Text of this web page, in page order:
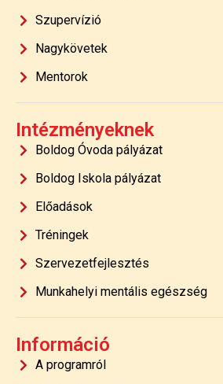
Szupervízió
Nagykövetek
Mentorok
Intézményeknek
Boldog Óvoda pályázat
Boldog Iskola pályázat
Előadások
Tréningek
Szervezetfejlesztés
Munkahelyi mentális egészség
Információ
A programról